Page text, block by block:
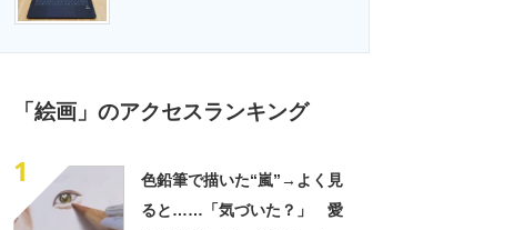
「絵画」のアクセスランキング
1
色鉛筆で描いた“嵐”→よく見
ると……「気づいた？」 愛